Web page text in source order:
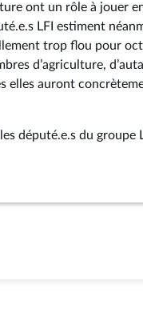
ont un rôle à jouer
LFI estiment
trop flou pour
d’agriculture,
elles auront
député.e.s du groupe